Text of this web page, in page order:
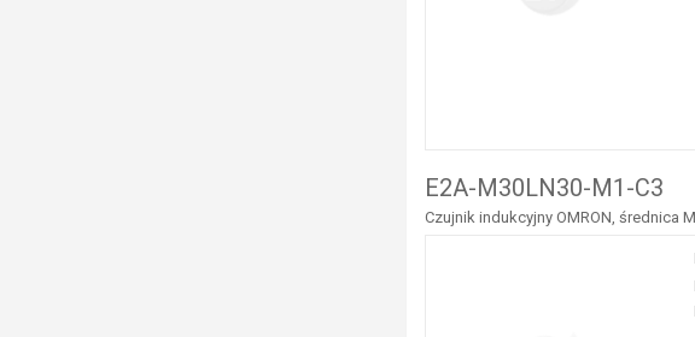
E2A-M30LN30-M1-C3
Czujnik indukcyjny OMRON, średnica